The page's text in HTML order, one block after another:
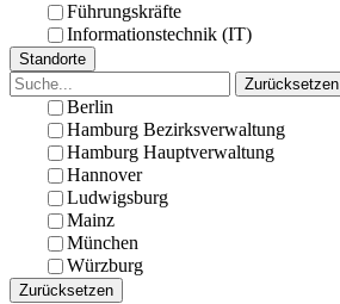
Führungskräfte
Informationstechnik (IT)
Standorte
Zurücksetzen
Berlin
Hamburg Bezirksverwaltung
Hamburg Hauptverwaltung
Hannover
Ludwigsburg
Mainz
München
Würzburg
Zurücksetzen